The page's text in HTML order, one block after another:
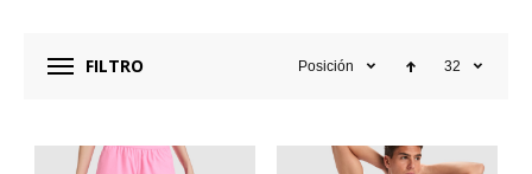
FILTRO Posición 32